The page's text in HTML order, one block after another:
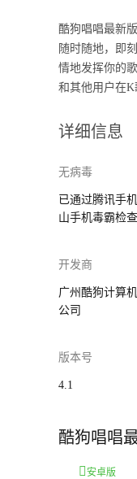
酷狗唱唱最新
随时随地，即
情地发挥你的
和其他用户在K
详细信息
无病毒
已通过腾讯手
山手机毒霸检查
开发商
广州酷狗计算
公司
版本号
4.1
酷狗唱唱
安卓版